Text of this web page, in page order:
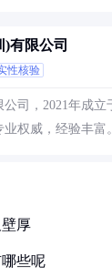
有限公司
性核验
司，2021年成立
权威，经验丰富。
厚
些呢